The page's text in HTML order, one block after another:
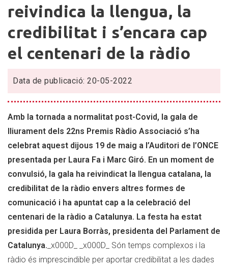
gala
dels
22ns
Premis
Associació
la
llengua,
la
credibilitat
i
s’encara
cap
el
centenari
de
la
ràdio
reivindica la llengua, la
credibilitat i s’encara cap
el centenari de la ràdio
Data de publicació: 20-05-2022
Amb la tornada a normalitat post-Covid, la gala de
lliurament dels 22ns Premis Ràdio Associació s’ha
celebrat aquest dijous 19 de maig a l’Auditori de l’ONCE
presentada per Laura Fa i Marc Giró. En un moment de
convulsió, la gala ha reivindicat la llengua catalana, la
credibilitat de la ràdio envers altres formes de
comunicació i ha apuntat cap a la celebració del
centenari de la ràdio a Catalunya. La festa ha estat
presidida per Laura Borràs, presidenta del Parlament de
Catalunya. _x000D_ _x000D_ Són temps complexos i la
ràdio és imprescindible per aportar credibilitat a les dades